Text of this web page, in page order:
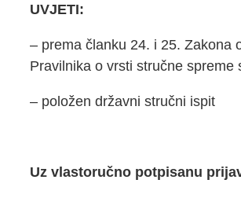
UVJETI:
– prema članku 24. i 25. Zakona
Pravilnika o vrsti stručne spreme
– položen državni stručni ispit
Uz vlastoručno potpisanu